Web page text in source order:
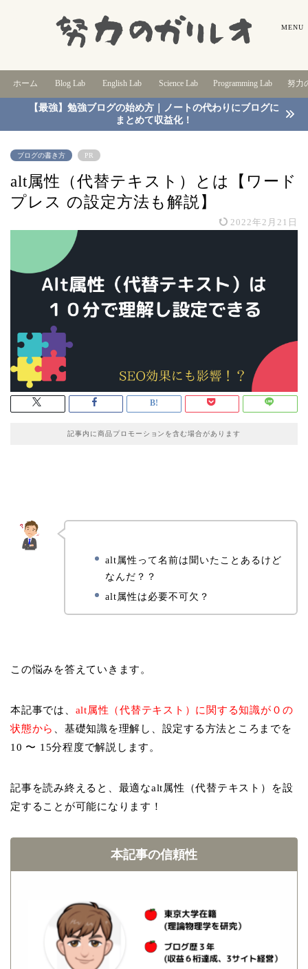
ホーム Blog Lab English Lab Science Lab Programming Lab 努力
【最強】勉強ブログの始め方｜ノートの代わりにブログに
まとめて収益化！
ブログの書き方 PR
alt属性（代替テキスト）とは【ワード
プレス の設定方法も解説】
2022年2月21日
記事内に商品プロモーションを含む場合があります
alt属性って名前は聞いたことあるけど
なんだ？？
alt属性は必要不可欠？
この悩みを答えていきます。
本記事では、 alt属性（代替テキスト）に関する知識が０の
状態から
、基礎知識を理解し、設定する方法ところまでを
10 〜 15分程度で解説します。
記事を読み終えると、最適なalt属性（代替テキスト）を設
定することが可能になります！
本記事の信頼性